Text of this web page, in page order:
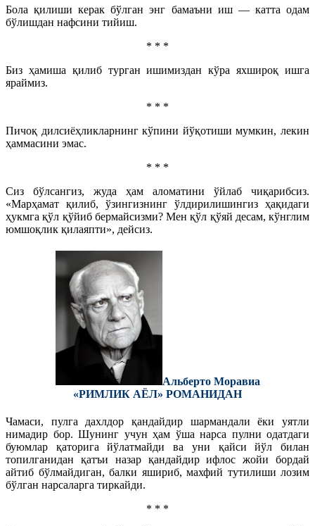
Бола қилиши керак бўлган энг бамаъни иш — катта одам
бўлишдан нафсини тийиш.
* * *
Биз ҳамиша қилиб турган ишимиздан кўра яхшироқ ишга
яраймиз.
* * *
Пичоқ дилсиёҳликларнинг кўпини йўқотиши мумкин, лекин
ҳаммасини эмас.
* * *
Сиз бўлсангиз, жуда ҳам аломатини ўйлаб чиқарибсиз.
«Марҳамат қилиб, ўзингизнинг ўлдирилишингиз ҳақидаги
ҳукмга қўл қўйиб бермайсизми? Мен қўл қўяй десам, кўнглим
юмшоқлик қилаяпти», дейсиз.
Альберто Моравиа
«РИМЛИК АЁЛ» РОМАНИДАН
Чамаси, пулга дахлдор қандайдир шармандали ёки уятли
нимадир бор. Шунинг учун ҳам ўша нарса пулни одатдаги
буюмлар қаторига йўлатмайди ва уни қайси йўл билан
топилганидан қатъи назар қандайдир ифлос жойи бордай
айтиб бўлмайдиган, балки яшириб, махфий тутилиши лозим
бўлган нарсаларга тиркайди.
* * *